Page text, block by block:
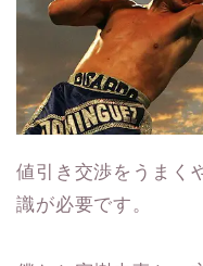
値引き交渉をうまく
識が必要です。